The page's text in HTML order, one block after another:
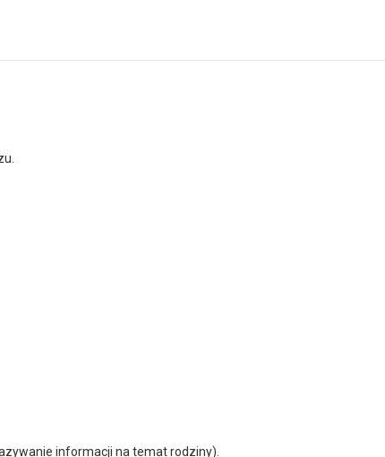
informacji na temat rodziny).